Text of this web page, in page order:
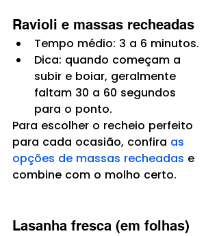
Ravioli e massas recheadas
Tempo médio: 3 a 6 minutos.
Dica: quando começam a
subir e boiar, geralmente
faltam 30 a 60 segundos
para o ponto.
Para escolher o recheio perfeito
para cada ocasião, confira as
opções de massas recheadas e
combine com o molho certo.
Lasanha fresca (em folhas)